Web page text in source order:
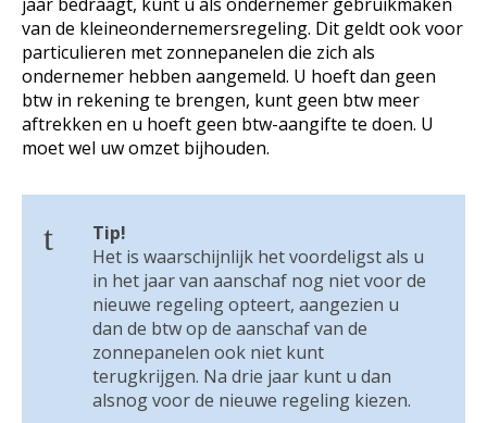
van de kleineondernemersregeling. Dit geldt ook voor
particulieren met zonnepanelen die zich als
ondernemer hebben aangemeld. U hoeft dan geen
btw in rekening te brengen, kunt geen btw meer
aftrekken en u hoeft geen btw-aangifte te doen. U
moet wel uw omzet bijhouden.
Tip!
Het is waarschijnlijk het voordeligst als u
in het jaar van aanschaf nog niet voor de
nieuwe regeling opteert, aangezien u
dan de btw op de aanschaf van de
zonnepanelen ook niet kunt
terugkrijgen. Na drie jaar kunt u dan
alsnog voor de nieuwe regeling kiezen.